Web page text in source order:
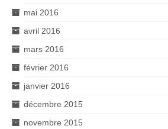
mai 2016
avril 2016
mars 2016
février 2016
janvier 2016
décembre 2015
novembre 2015